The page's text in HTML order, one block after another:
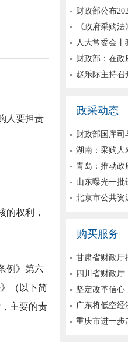
人要担责
的权利，
例》第六
（以下简
主要的责
财政部公布
《政府采购
人大常委会
财政部：在政
赵乐际主持召
政采动态
财政部国库司
湖南：采购人
青岛：推动政
山东曝光一批
北京市公共资
购买服务
甘肃省财政厅
四川省财政
坚定改革信心
广东将低空经
重庆市进一步